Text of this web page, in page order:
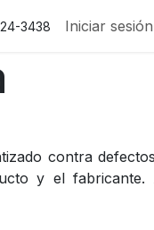
3438 Iniciar sesión
contra
y el fabricante.